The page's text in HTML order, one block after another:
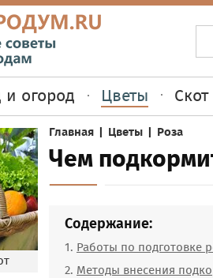
и огород Цветы
Главная | Цветы | Роза
Чем
Содержание:
Работы по подготовке
Методы внесения